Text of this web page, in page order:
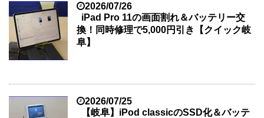
2026/07/26
iPad Pro 11の画面割れ＆バッテリー交
換！同時修理で5,000円引き【クイック岐
阜】
2026/07/25
【岐阜】iPod classicのSSD化＆バッテ